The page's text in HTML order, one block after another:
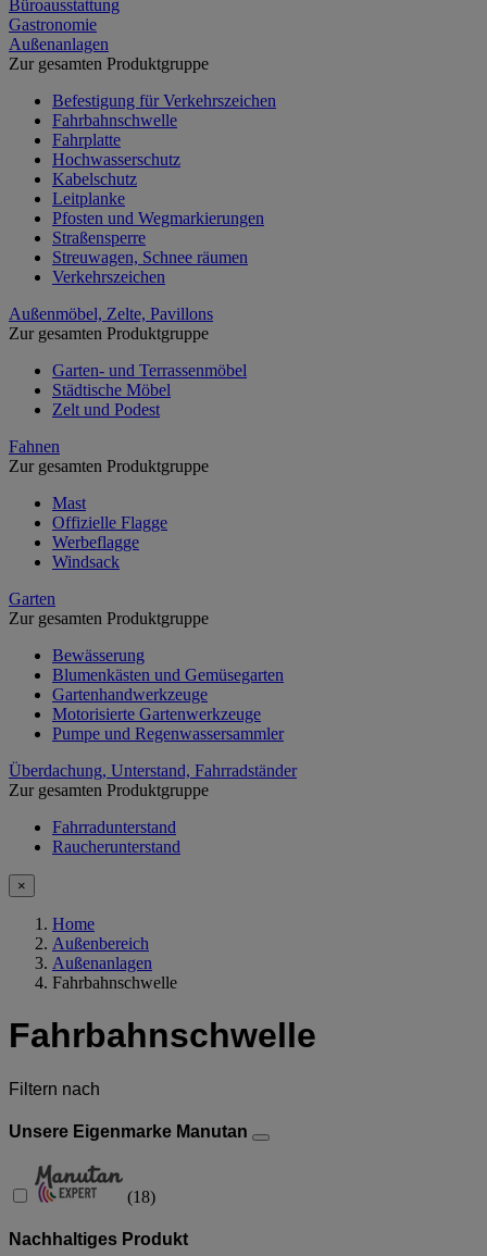
Büroausstattung
Gastronomie
Außenanlagen
Zur gesamten Produktgruppe
Befestigung für Verkehrszeichen
Fahrbahnschwelle
Fahrplatte
Hochwasserschutz
Kabelschutz
Leitplanke
Pfosten und Wegmarkierungen
Straßensperre
Streuwagen, Schnee räumen
Verkehrszeichen
Außenmöbel, Zelte, Pavillons
Zur gesamten Produktgruppe
Garten- und Terrassenmöbel
Städtische Möbel
Zelt und Podest
Fahnen
Zur gesamten Produktgruppe
Mast
Offizielle Flagge
Werbeflagge
Windsack
Garten
Zur gesamten Produktgruppe
Bewässerung
Blumenkästen und Gemüsegarten
Gartenhandwerkzeuge
Motorisierte Gartenwerkzeuge
Pumpe und Regenwassersammler
Überdachung, Unterstand, Fahrradständer
Zur gesamten Produktgruppe
Fahrradunterstand
Raucherunterstand
×
Home
Außenbereich
Außenanlagen
Fahrbahnschwelle
Fahrbahnschwelle
Filtern nach
Unsere Eigenmarke Manutan
(18)
Nachhaltiges Produkt